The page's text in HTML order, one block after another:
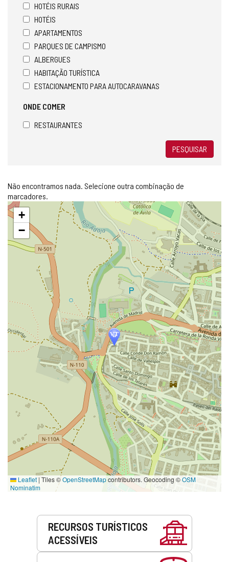
HOTÉIS RURAIS
HOTÉIS
APARTAMENTOS
PARQUES DE CAMPISMO
ALBERGUES
HABITAÇÃO TURÍSTICA
ESTACIONAMENTO PARA AUTOCARAVANAS
ONDE COMER
RESTAURANTES
PESQUISAR
Não encontramos nada. Selecione outra combinação de
marcadores.
Pular
mapa
+
−
Leaflet | Tiles ©OpenStreetMapcontributors. Geocoding ©OSM
Nominatim
RECURSOS TURÍSTICOS
ACESSÍVEIS